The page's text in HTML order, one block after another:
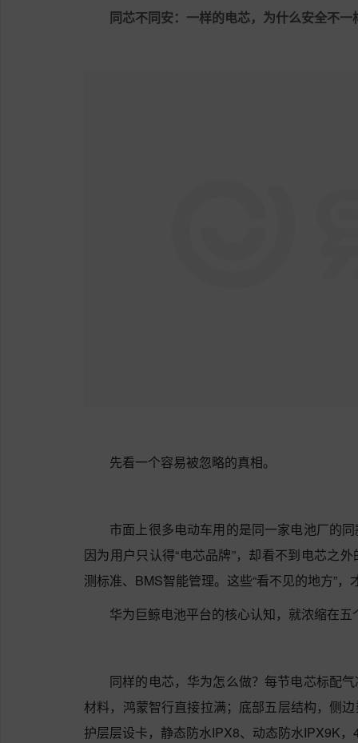
同芯不同安：一样的电芯，为什么安全不一
先看一个容易被忽略的真相。
市面上很多电动车用的是同一家电池厂的
因为用户只认得“电芯品牌”，却看不到电芯
测标准、BMS智能管理。这些“看不见的地方”
华为巨鲸电池平台的核心认知，就浓缩在
同样的电芯，华为怎么做？每节电芯标配
材料，鸿蒙智行直接拉满；底部五层结构，侧
护层层设卡，静态防水IPX8、动态防水IPX9K